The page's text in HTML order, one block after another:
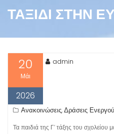
ΤΑΞΊΔΙ ΣΤΗΝ
20
Μάι
2026
admin
Ανακοινώσεις,Δράσεις
Τα παιδιά της Γ’ τάξης του